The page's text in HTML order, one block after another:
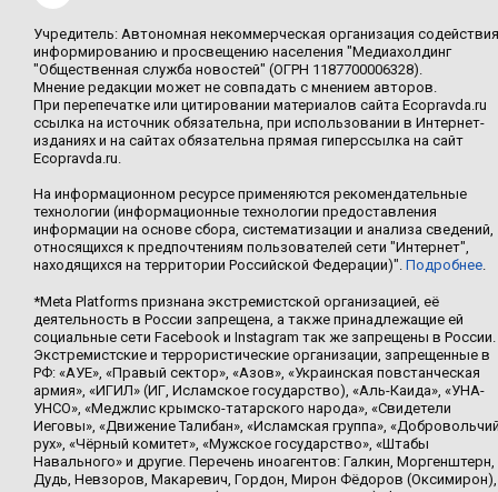
Учредитель: Автономная некоммерческая организация содействия
информированию и просвещению населения "Медиахолдинг
"Общественная служба новостей" (ОГРН 1187700006328).
Мнение редакции может не совпадать с мнением авторов.
При перепечатке или цитировании материалов сайта Ecopravda.ru
ссылка на источник обязательна, при использовании в Интернет-
изданиях и на сайтах обязательна прямая гиперссылка на сайт
Ecopravda.ru.
На информационном ресурсе применяются рекомендательные
технологии (информационные технологии предоставления
информации на основе сбора, систематизации и анализа сведений,
относящихся к предпочтениям пользователей сети "Интернет",
находящихся на территории Российской Федерации)". Подробнее.
*Meta Platforms признана экстремистской организацией, её
деятельность в России запрещена, а также принадлежащие ей
социальные сети Facebook и Instagram так же запрещены в России.
Экстремистские и террористические организации, запрещенные в
РФ: «АУЕ», «Правый сектор», «Азов», «Украинская повстанческая
армия», «ИГИЛ» (ИГ, Исламское государство), «Аль-Каида», «УНА-
УНСО», «Меджлис крымско-татарского народа», «Свидетели
Иеговы», «Движение Талибан», «Исламская группа»,
рух», «Чёрный комитет», «Мужское государство», «Штабы
Навального» и другие. Перечень иноагентов: Галкин, Моргенштерн,
Дудь, Невзоров, Макаревич, Гордон, Мирон Фёдоров (Оксимирон),